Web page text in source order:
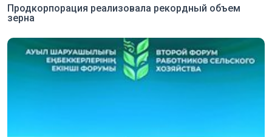
Продкорпорация реализовала рекордный объем
зерна